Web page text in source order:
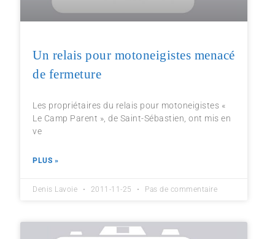
Un relais pour motoneigistes menacé
de fermeture
Les propriétaires du relais pour motoneigistes «
Le Camp Parent », de Saint-Sébastien, ont mis en
ve
PLUS »
Denis Lavoie 2011-11-25 Pas de commentaire